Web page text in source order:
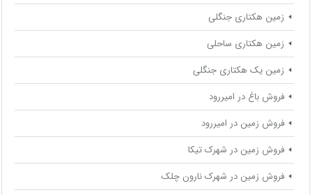
زمین هکتاری جنگلی
زمین هکتاری ساحلی
زمین یک هکتاری جنگلی
فروش باغ در امیررود
فروش زمین در امیررود
فروش زمین در شهرک تیکا
فروش زمین در شهرک نارون چلک